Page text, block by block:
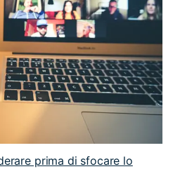
prima di sfocare lo